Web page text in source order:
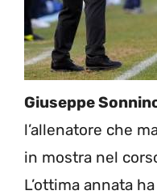
Giuseppe
l’allenatore che
in mostra nel
L’ottima annata